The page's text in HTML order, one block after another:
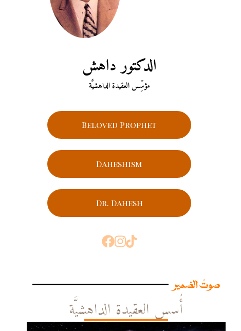
الدكتور داهش
مؤسِّس العقيدة الداهشيَّة
Beloved Prophet
Daheshism
Dr. Dahesh
صوتُ الضمير
أُسس العقيدة الداهشيَّة